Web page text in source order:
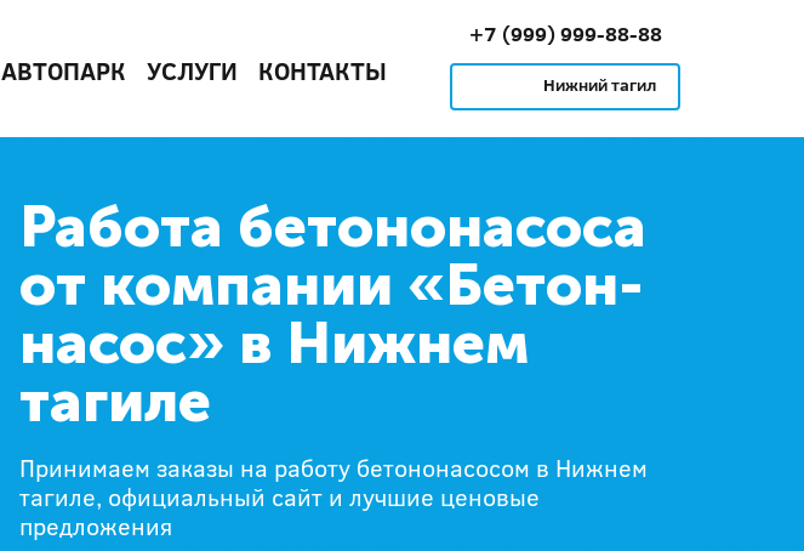
АВТОПАРК УСЛУГИ КОНТАКТЫ
+7 (999) 999-88-88
Нижний тагил
Работа бетононасоса
от компании «Бетон-
насос» в Нижнем
тагиле
Принимаем заказы на работу бетононасосом в Нижнем
тагиле, официальный сайт и лучшие ценовые
предложения